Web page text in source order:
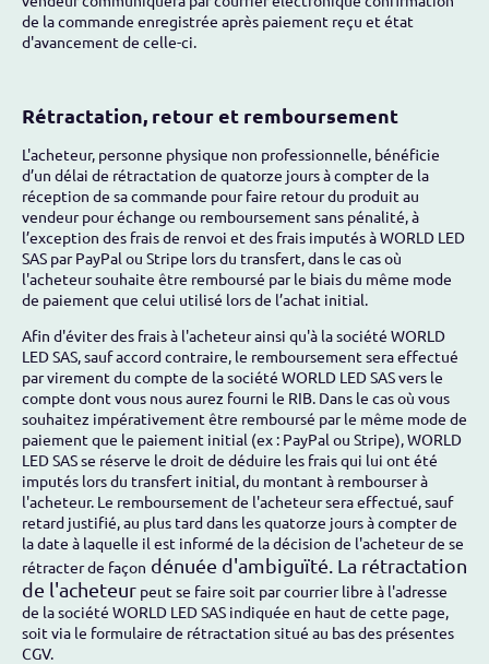
de la commande enregistrée après paiement reçu et état
d'avancement de celle-ci.
Rétractation, retour et remboursement
L'acheteur, personne physique non professionnelle, bénéficie
d’un délai de rétractation de quatorze jours à compter de la
réception de sa commande pour faire retour du produit au
vendeur pour échange ou remboursement sans pénalité, à
l’exception des frais de renvoi et des frais imputés à WORLD LED
SAS par PayPal ou Stripe lors du transfert, dans le cas où
l'acheteur souhaite être remboursé par le biais du même mode
de paiement que celui utilisé lors de l’achat initial.
Afin d'éviter des frais à l'acheteur ainsi qu'à la société WORLD
LED SAS, sauf accord contraire, le remboursement sera effectué
par virement du compte de la société WORLD LED SAS vers le
compte dont vous nous aurez fourni le RIB. Dans le cas où vous
souhaitez impérativement être remboursé par le même mode de
paiement que le paiement initial (ex : PayPal ou Stripe), WORLD
LED SAS se réserve le droit de déduire les frais qui lui ont été
imputés lors du transfert initial, du montant à rembourser à
l'acheteur. Le remboursement de l'acheteur sera effectué, sauf
retard justifié, au plus tard dans les quatorze jours à compter de
la date à laquelle il est informé de la décision de l'acheteur de se
rétracter de façon dénuée d'ambiguïté. La rétractation
de l'acheteur peut se faire soit par courrier libre à l'adresse
de la société WORLD LED SAS indiquée en haut de cette page,
soit via le formulaire de rétractation situé au bas des présentes
CGV.